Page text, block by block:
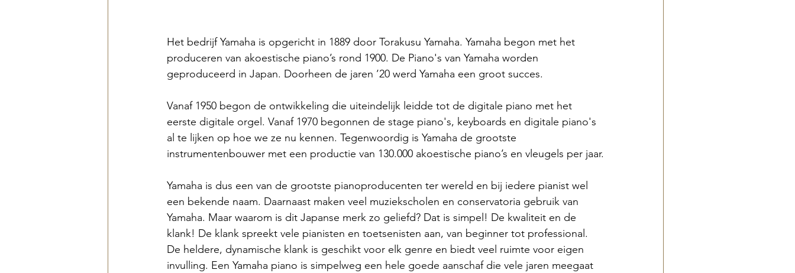
Het bedrijf Yamaha is opgericht in 1889 door Torakusu Yamaha. Yamaha begon met het
produceren van akoestische piano’s rond 1900. De Piano's van Yamaha worden
geproduceerd in Japan. Doorheen de jaren ’20 werd Yamaha een groot succes.
Vanaf 1950 begon de ontwikkeling die uiteindelijk leidde tot de digitale piano met het
eerste digitale orgel. Vanaf 1970 begonnen de stage piano's, keyboards en digitale piano's
al te lijken op hoe we ze nu kennen. Tegenwoordig is Yamaha de grootste
instrumentenbouwer met een productie van 130.000 akoestische piano’s en vleugels per jaar.
Yamaha is dus een van de grootste pianoproducenten ter wereld en bij iedere pianist wel
een bekende naam. Daarnaast maken veel muziekscholen en conservatoria gebruik van
Yamaha. Maar waarom is dit Japanse merk zo geliefd? Dat is simpel! De kwaliteit en de
klank! De klank spreekt vele pianisten en toetsenisten aan, van beginner tot professional.
De heldere, dynamische klank is geschikt voor elk genre en biedt veel ruimte voor eigen
invulling. Een Yamaha piano is simpelweg een hele goede aanschaf die vele jaren meegaat